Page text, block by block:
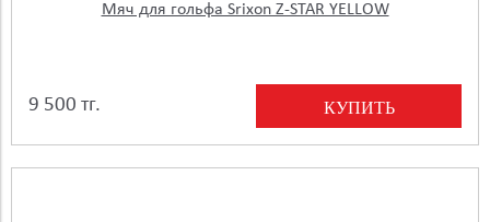
Мяч для гольфа Srixon Z-STAR YELLOW
9 500 тг. КУПИТЬ